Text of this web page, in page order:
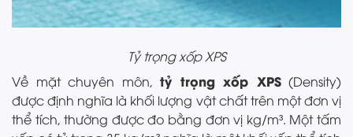
Tỷ trọng xốp XPS
Về mặt chuyên môn, tỷ trọng xốp XPS(Density)
được định nghĩa là khối lượng vật chất trên một đơn vị
thể tích, thường được đo bằng đơn vị kg/m³. Một tấm